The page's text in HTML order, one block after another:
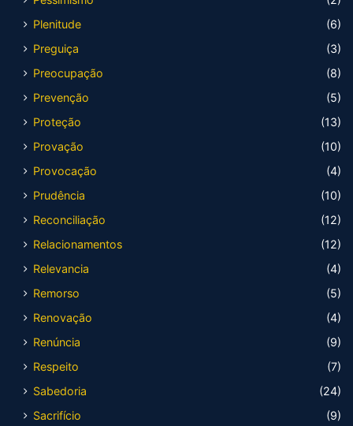
Plenitude
(6)
Preguiça
(3)
Preocupação
(8)
Prevenção
(5)
Proteção
(13)
Provação
(10)
Provocação
(4)
Prudência
(10)
Reconciliação
(12)
Relacionamentos
(12)
Relevancia
(4)
Remorso
(5)
Renovação
(4)
Renúncia
(9)
Respeito
(7)
Sabedoria
(24)
Sacrifício
(9)